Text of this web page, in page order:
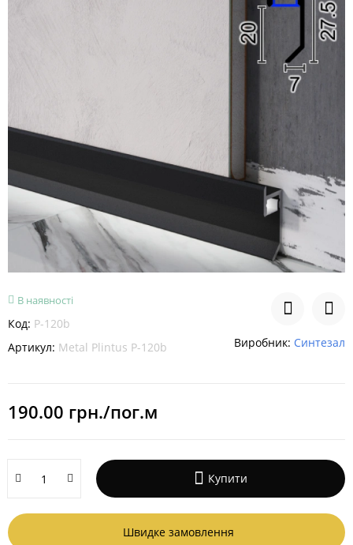
В наявності
Код: P-120b
Артикул: Metal Plintus P-120b Виробник: Синтезал
190.00 грн./пог.м
Купити
Швидке замовлення